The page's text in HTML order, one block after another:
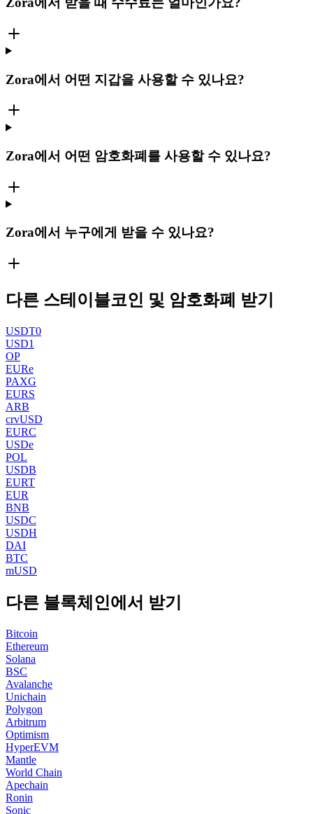
Zora에서 어떤 지갑을 사용할 수 있나요?
Zora에서 어떤 암호화폐를 사용할 수 있나요?
Zora에서 누구에게 받을 수 있나요?
다른 스테이블코인 및 암호화폐 받기
USDT0
USD1
OP
EURe
PAXG
EURS
ARB
crvUSD
EURC
USDe
POL
USDB
EURT
EUR
BNB
USDC
USDH
DAI
BTC
mUSD
다른 블록체인에서 받기
Bitcoin
Ethereum
Solana
BSC
Avalanche
Unichain
Polygon
Arbitrum
Optimism
HyperEVM
Mantle
World Chain
Apechain
Ronin
Sonic